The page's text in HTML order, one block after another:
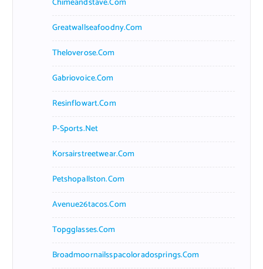
Greatwallseafoodny.com
Theloverose.com
Gabriovoice.com
Resinflowart.com
P-Sports.net
Korsairstreetwear.com
Petshopallston.com
Avenue26tacos.com
Topgglasses.com
Broadmoornailsspacoloradosprings.com